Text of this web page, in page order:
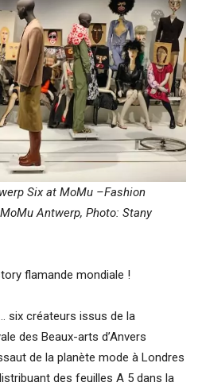
Six at MoMu –Fashion
Antwerp, Photo: Stany
flamande mondiale !
six créateurs issus de la
des Beaux-arts d’Anvers
de la planète mode à Londres
des feuilles A 5 dans la